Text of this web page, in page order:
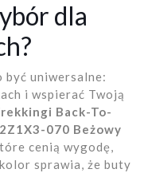
dla
być uniwersalne:
i wspierać Twoją
Back-To-
070 Beżowy
cenią wygodę,
sprawia, że buty